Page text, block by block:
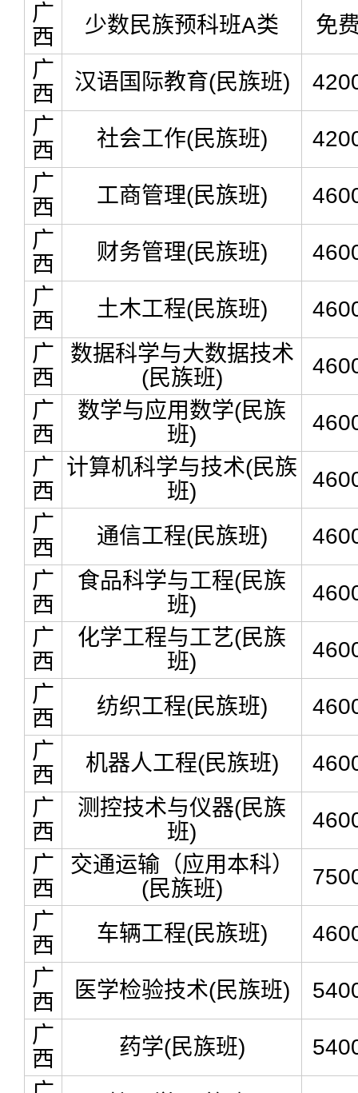
广
西
少数民族预科班A类
免
广
西
汉语国际教育(民族班)
广
西
社会工作(民族班)
广
西
工商管理(民族班)
广
西
财务管理(民族班)
广
西
土木工程(民族班)
广
西
数据科学与大数据技术
(民族班)
广
西
数学与应用数学(民族
班)
广
西
计算机科学与技术(民族
班)
广
西
通信工程(民族班)
广
西
食品科学与工程(民族
班)
广
西
化学工程与工艺(民族
班)
广
西
纺织工程(民族班)
广
西
机器人工程(民族班)
广
西
测控技术与仪器(民族
班)
广
西
交通运输（应用本科）
(民族班)
广
西
车辆工程(民族班)
广
西
医学检验技术(民族班)
广
西
药学(民族班)